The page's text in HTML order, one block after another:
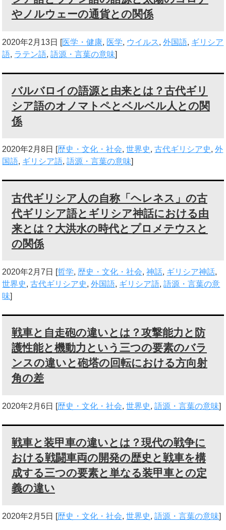
やノルウェーの通貨との関係
2020年2月13日 [医学・健康, 医学, ウイルス,外国語, ギリシア
語, ラテン語,語源・言葉の意味]
バルバロイの語源と由来とは？古代ギリ
シア語のオノマトペとベルベル人との関
係
2020年2月8日 [歴史・文化・社会,世界史,古代ギリシア史,外
国語, ギリシア語,語源・言葉の意味]
古代ギリシア人の自称「ヘレネス」の古
代ギリシア語とギリシア神話における由
来とは？大洪水の時代とプロメテウスと
の関係
2020年2月7日 [哲学, 歴史・文化・社会,神話, ギリシア神話,
世界史,古代ギリシア史,外国語, ギリシア語,語源・言葉の意
味]
戦車と自走砲の違いとは？攻撃能力と防
護性能と機動力という三つの要素のバラ
ンスの違いと砲塔の回転における方向射
角の差
2020年2月6日 [歴史・文化・社会,世界史,語源・言葉の意味]
戦車と装甲車の違いとは？現代の戦争に
おける戦闘車両の開発の歴史と戦車を構
成する三つの要素と単なる装甲車との定
義の違い
2020年2月5日 [歴史・文化・社会,世界史,語源・言葉の意味]